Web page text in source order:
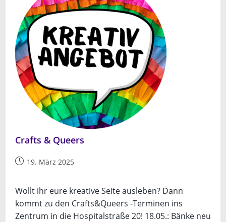
Crafts & Queers
Beitrag19. März 2025
Wollt ihr eure kreative Seite ausleben? Dann
kommt zu den Crafts&Queers -Terminen ins
Zentrum in die Hospitalstraße 20! 18.05.: Bänke neu